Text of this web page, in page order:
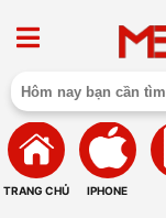
TRANG CHỦ IPHONE